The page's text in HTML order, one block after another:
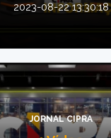
2023-08-22 13:30:18
JORNAL CIPRA